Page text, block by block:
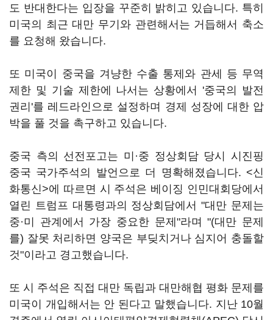
도 반대한다는 입장을 꾸준히 밝히고 있습니다. 특히
미국의 최근 대만 무기와 관련해서는 거듭해서 축소
를 요청해 왔습니다.
또 미국이 중국을 겨냥한 수출 통제와 관세 등 무역
제한 및 기술 제한에 나서는 상황에서 '중국의 발전
권리'를 레드라인으로 설정하며 경제 성장에 대한 압
박을 풀 것을 촉구하고 있습니다.
중국 측의 선전포고는 미·중 정상회담 당시 시진핑
중국 국가주석의 발언으로 더 명확해졌습니다. <신
화통신>에 따르면 시 주석은 베이징 인민대회당에서
열린 트럼프 대통령과의 정상회담에서 "대만 문제는
중·미 관계에서 가장 중요한 문제"라며 "(대만 문제
를) 잘못 처리하면 양국은 부딪치거나 심지어 충돌할
것"이라고 경고했습니다.
또 시 주석은 직접 대만 독립과 대만해협 평화 문제를
미국이 개입해서는 안 된다고 말했습니다. 지난 10월